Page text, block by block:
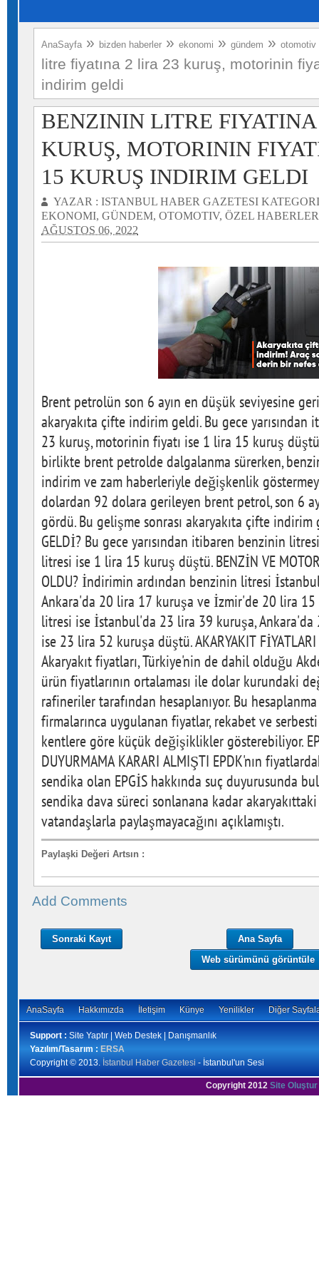
AnaSayfa » bizden haberler » ekonomi » gündem » otomotiv
litre fiyatına 2 lira 23 kuruş, motorinin
indirim geldi
BENZININ LITRE
KURUŞ, MOTORININ
15 KURUŞ INDIRIM GELDI
YAZAR : ISTANBUL HABER GAZETESI
EKONOMI, GÜNDEM, OTOMOTIV, ÖZEL HABERLER
AĞUSTOS 06, 2022
Brent petrolün son 6 ayın en düşük seviyesine
akaryakıta çifte indirim geldi. Bu gece
23 kuruş, motorinin fiyatı ise 1 lira 15 kuruş
birlikte brent petrolde dalgalanma sürerken,
indirim ve zam haberleriyle değişkenlik
dolardan 92 dolara gerileyen brent petrol, son 6
gördü. Bu gelişme sonrası akaryakıta çifte
GELDİ? Bu gece yarısından itibaren benzinin
litresi ise 1 lira 15 kuruş düştü. BENZİN VE
OLDU? İndirimin ardından benzinin litresi
Ankara'da 20 lira 17 kuruşa ve İzmir'de 20 lira
litresi ise İstanbul'da 23 lira 39 kuruşa,
ise 23 lira 52 kuruşa düştü. AKARYAKIT FİYATLARI
Akaryakıt fiyatları, Türkiye'nin de dahil olduğu
ürün fiyatlarının ortalaması ile dolar kurundaki
rafineriler tarafından hesaplanıyor. Bu
firmalarınca uygulanan fiyatlar, rekabet ve
kentlere göre küçük değişiklikler gösterebiliyor.
DUYURMAMA KARARI ALMIŞTI EPDK'nın
sendika olan EPGİS hakkında suç duyurusunda
sendika dava süreci sonlanana kadar
vatandaşlarla paylaşmayacağını açıklamıştı.
Paylaşki Değeri Artsın :
Add Comments
Sonraki Kayıt
Ana Sayfa
Web sürümünü görüntüle
AnaSayfa Hakkımızda İletişim Künye Yenilikler Diğer
Support : Site Yaptır | Web Destek | Danışmanlık
Yazılım/Tasarım : ERSA
Copyright © 2013. İstanbul Haber Gazetesi - İstanbul'un Sesi
Copyright 2012 Site Oluştur